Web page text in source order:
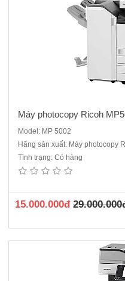
Máy photocopy Ricoh
Model: MP 5002
Hãng sản xuất: Máy photocopy
Tình trạng: Có hàng
15.000.000đ
Máy Photocopy Ricoh
chính:Copy/in/scan
tự